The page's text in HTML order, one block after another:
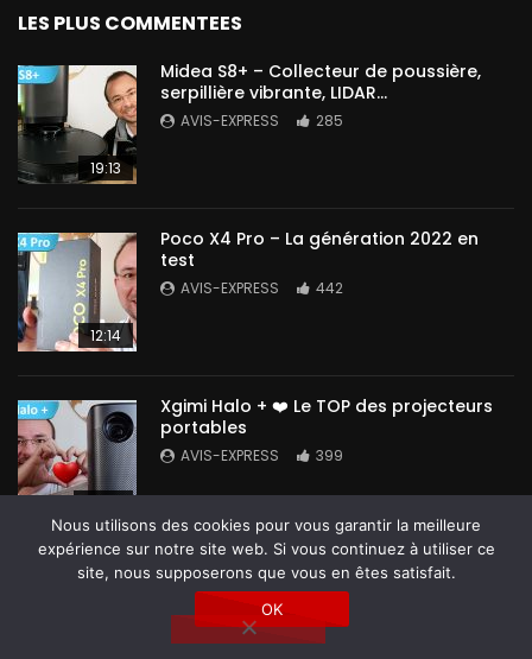
LES PLUS COMMENTEES
19:13
Midea S8+ – Collecteur de poussière,
serpillière vibrante, LIDAR…
AVIS-EXPRESS 285
12:14
Poco X4 Pro – La génération 2022 en
test
AVIS-EXPRESS 442
Xgimi Halo + ❤️ Le TOP des projecteurs
portables
AVIS-EXPRESS 399
Tous droits réservés @ Avis-Express
Nous utilisons des cookies pour vous garantir la meilleure
expérience sur notre site web. Si vous continuez à utiliser ce
site, nous supposerons que vous en êtes satisfait.
OK